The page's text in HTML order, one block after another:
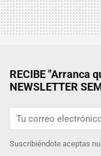
RECIBE "Arranca
NEWSLETTER
Suscribiéndote aceptas